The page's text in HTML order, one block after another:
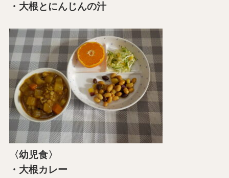
・大根とにんじんの汁
〈幼児食〉
・大根カレー